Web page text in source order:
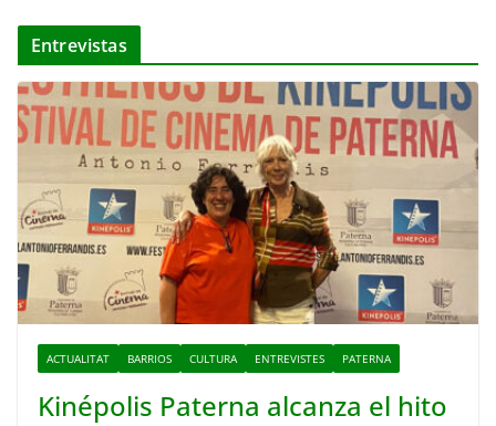
Entrevistas
ACTUALITAT BARRIOS CULTURA ENTREVISTES PATERNA
Kinépolis Paterna alcanza el hito